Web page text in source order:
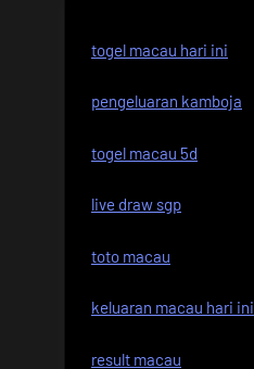
togel macau hari ini
pengeluaran kamboja
togel macau 5d
live draw sgp
toto macau
keluaran macau hari ini
result macau